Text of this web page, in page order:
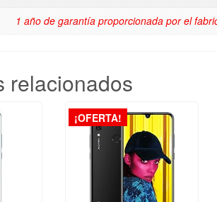
1 año de garantía proporcionada por el
relacionados
¡OFERTA!